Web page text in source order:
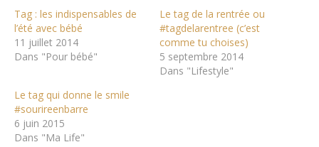
Tag : les indispensables de
l’été avec bébé
11 juillet 2014
Dans "Pour bébé"
Le tag de la rentrée ou
#tagdelarentree (c’est
comme tu choises)
5 septembre 2014
Dans "Lifestyle"
Le tag qui donne le smile
#sourireenbarre
6 juin 2015
Dans "Ma Life"